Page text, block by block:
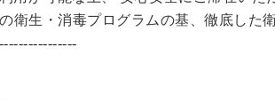
衛生・消毒プログラムの基、徹底した
---